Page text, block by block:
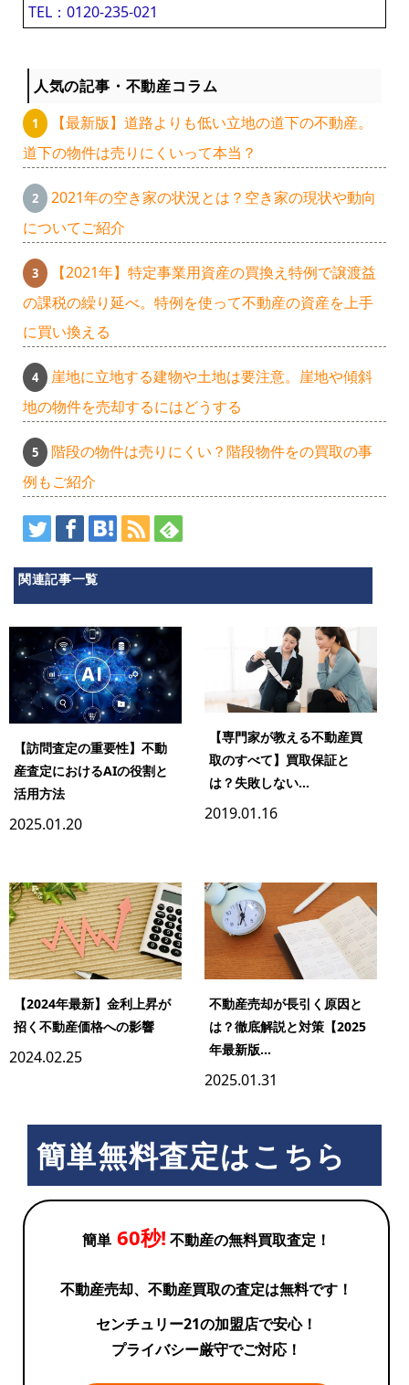
TEL：0120-235-021
人気の記事・不動産コラム
【最新版】道路よりも低い立地の道下の不動産。
道下の物件は売りにくいって本当？
2021年の空き家の状況とは？空き家の現状や動向
についてご紹介
【2021年】特定事業用資産の買換え特例で譲渡益
の課税の繰り延べ。特例を使って不動産の資産を上手
に買い換える
崖地に立地する建物や土地は要注意。崖地や傾斜
地の物件を売却するにはどうする
階段の物件は売りにくい？階段物件をの買取の事
例もご紹介
関連記事一覧
【訪問査定の重要性】不動
産査定におけるAIの役割と
活用方法
2025.01.20
【専門家が教える不動産買
取のすべて】買取保証と
は？失敗しない...
2019.01.16
【2024年最新】金利上昇が
招く不動産価格への影響
2024.02.25
不動産売却が長引く原因と
は？徹底解説と対策【2025
年最新版...
2025.01.31
簡単無料査定はこちら
簡単 60秒! 不動産の無料買取査定！
不動産売却、不動産買取の査定は無料です！
センチュリー21の加盟店で安心！
プライバシー厳守でご対応！